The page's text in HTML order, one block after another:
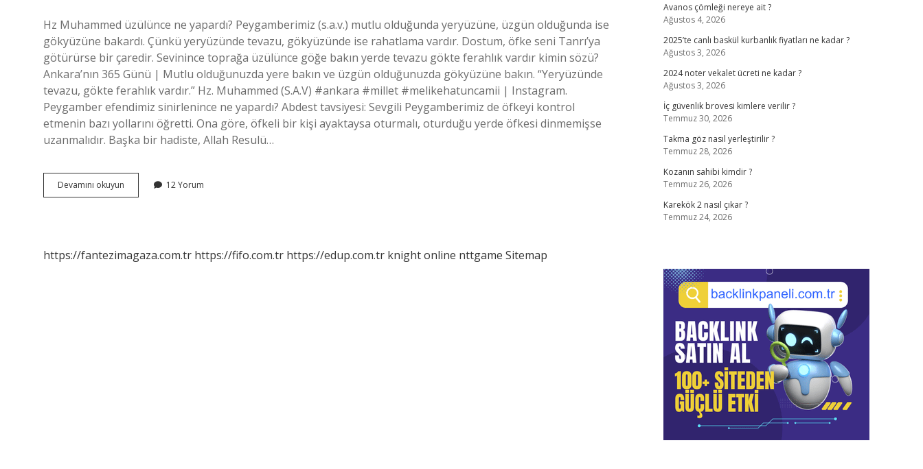
Hz Muhammed üzülünce ne yapardı? Peygamberimiz (s.a.v.) mutlu olduğunda yeryüzüne, üzgün olduğunda ise
gökyüzüne bakardı. Çünkü yeryüzünde tevazu, gökyüzünde ise rahatlama vardır. Dostum, öfke seni Tanrı’ya
götürürse bir çaredir. Sevinince toprağa üzülünce göğe bakın yerde tevazu gökte ferahlık vardır kimin sözü?
Ankara’nın 365 Günü | Mutlu olduğunuzda yere bakın ve üzgün olduğunuzda gökyüzüne bakın. “Yeryüzünde
tevazu, gökte ferahlık vardır.” Hz. Muhammed (S.A.V) #ankara #millet #melikehatuncamii | Instagram.
Peygamber efendimiz sinirlenince ne yapardı? Abdest tavsiyesi: Sevgili Peygamberimiz de öfkeyi kontrol
etmenin bazı yollarını öğretti. Ona göre, öfkeli bir kişi ayaktaysa oturmalı, oturduğu yerde öfkesi dinmemişse
uzanmalıdır. Başka bir hadiste, Allah Resulü…
Devamını okuyun Peygamber
Efendimiz
12 Yorum
https://fantezimagaza.com.tr https://fifo.com.tr https://edup.com.tr knight online nttgame Sitemap
Avanos çömleği nereye ait ?
Ağustos 4, 2026
2025’te canlı baskül kurbanlık fiyatları ne kadar ?
Ağustos 3, 2026
2024 noter vekalet ücreti ne kadar ?
Ağustos 3, 2026
İç güvenlik brovesi kimlere verilir ?
Temmuz 30, 2026
Takma göz nasıl yerleştirilir ?
Temmuz 28, 2026
Kozanın sahibi kimdir ?
Temmuz 26, 2026
Karekök 2 nasıl çıkar ?
Temmuz 24, 2026